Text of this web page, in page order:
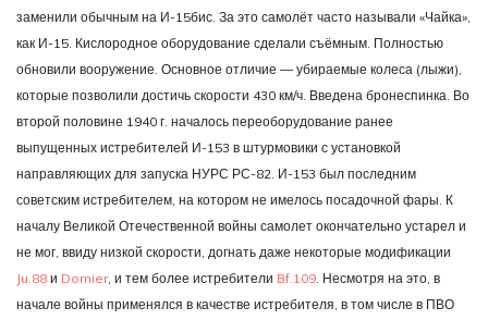
заменили обычным на И-15бис. За это самолёт часто называли «Чайка»,
как И-15. Кислородное оборудование сделали съёмным. Полностью
обновили вооружение. Основное отличие — убираемые колеса (лыжи),
которые позволили достичь скорости 430 км/ч. Введена бронеспинка. Во
второй половине 1940 г. началось переоборудование ранее
выпущенных истребителей И-153 в штурмовики с установкой
направляющих для запуска НУРС РС-82. И-153 был последним
советским истребителем, на котором не имелось посадочной фары. К
началу Великой Отечественной войны самолет окончательно устарел и
не мог, ввиду низкой скорости, догнать даже некоторые модификации
Ju.88 и Dornier, и тем более истребители Bf.109 . Несмотря на это, в
начале войны применялся в качестве истребителя, в том числе в ПВО